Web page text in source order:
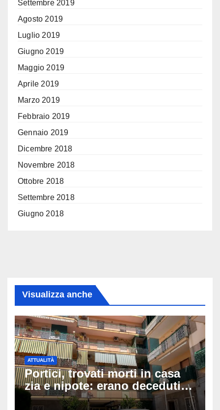
Settembre 2019
Agosto 2019
Luglio 2019
Giugno 2019
Maggio 2019
Aprile 2019
Marzo 2019
Febbraio 2019
Gennaio 2019
Dicembre 2018
Novembre 2018
Ottobre 2018
Settembre 2018
Giugno 2018
Visualizza anche
ATTUALITÀ
Portici, trovati morti in casa
zia e nipote: erano deceduti
da giorni, il caldo tra le